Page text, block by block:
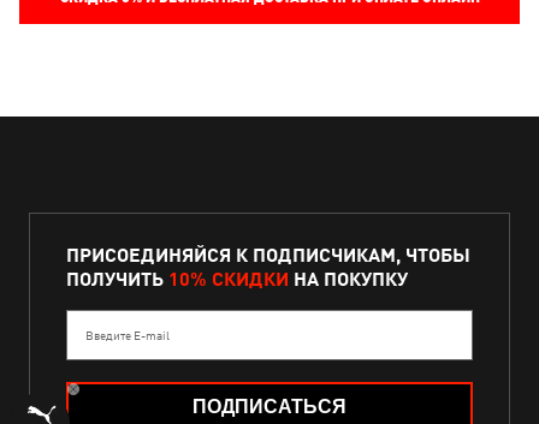
ПРИСОЕДИНЯЙСЯ К ПОДПИСЧИКАМ, ЧТОБЫ
ПОЛУЧИТЬ 10% СКИДКИ НА ПОКУПКУ
Введите E-mail
ПОДПИСАТЬСЯ